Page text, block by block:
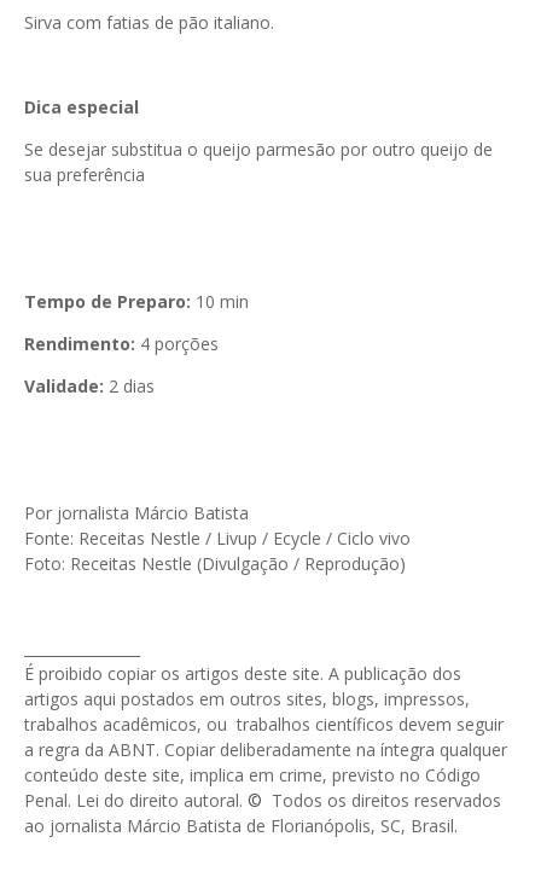
Sirva com fatias de pão italiano.
Dica especial
Se desejar substitua o queijo parmesão por outro queijo de
sua preferência
Tempo de Preparo: 10 min
Rendimento: 4 porções
Validade: 2 dias
Por jornalista Márcio Batista
Fonte: Receitas Nestle / Livup / Ecycle / Ciclo vivo
Foto: Receitas Nestle (Divulgação / Reprodução)
É proibido copiar os artigos deste site. A publicação dos
artigos aqui postados em outros sites, blogs, impressos,
trabalhos acadêmicos, ou trabalhos científicos devem seguir
a regra da ABNT. Copiar deliberadamente na íntegra qualquer
conteúdo deste site, implica em crime, previsto no Código
Penal. Lei do direito autoral. © Todos os direitos reservados
ao jornalista Márcio Batista de Florianópolis, SC, Brasil.